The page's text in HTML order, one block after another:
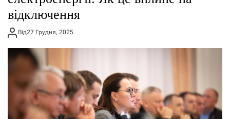
відключення
Від27 Грудня, 2025